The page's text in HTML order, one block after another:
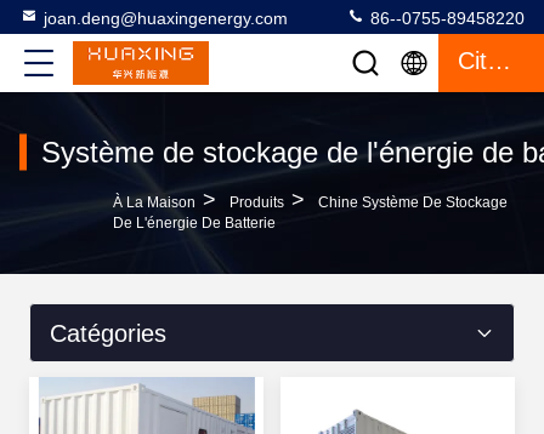
joan.deng@huaxingenergy.com 86--0755-89458220
Citation
Système de stockage de l'énergie de
À La Maison > Produits >
Chine Système De Stockage
De L'énergie De Batterie
Catégories